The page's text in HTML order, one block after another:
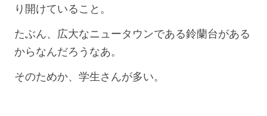
り開けていること。
たぶん、広大なニュータウンである鈴蘭台がある
からなんだろうなあ。
そのためか、学生さんが多い。